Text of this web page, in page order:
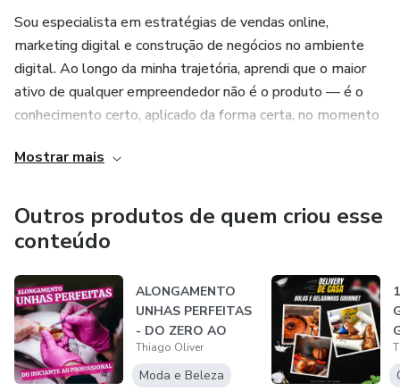
reais, seja trabalhando de forma autônoma ou como
profissional em empresas que buscam especialistas em
marketing digital.
Sou especialista em estratégias de vendas online,
marketing digital e construção de negócios no ambiente
digital. Ao longo da minha trajetória, aprendi que o maior
ativo de qualquer empreendedor não é o produto — é o
conhecimento certo, aplicado da forma certa, no momento
resultado. Ensino estratégias comprovadas, práticas e
diretas ao ponto — funis de vendas, tráfego pago,
campanhas automatizadas e modelos de negócio que
funcionam enquanto você dorme.
Nos meus programas, você não vai apenas aprender teoria.
Vai sair com um plano de ação real, ferramentas aplicáveis
imediatamente e a clareza de saber exatamente o que
Mostrar mais
Outros produtos de quem criou esse
conteúdo
ALONGAMENTO
UNHAS PERFEITAS
- DO ZERO AO
PROFISSIONAL
Thiago Oliver
Moda e Beleza